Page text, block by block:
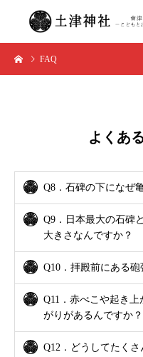
FAQ
よくあ
Q8．石碑の下になぜ
Q9．日本最大の石碑
大きさなんですか？
Q10．拝殿前にある砲
Q11．赤べこや起き
がりがあるんですか？
Q12．どうしてたく